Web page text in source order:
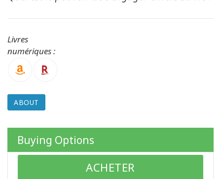
SEARCH
Livres
numériques :
ABOUT
Buying Options
ACHETER